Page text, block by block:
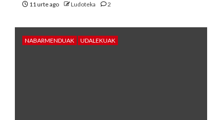
11 urte ago Ludoteka 2
NABARMENDUAK UDALEKUAK